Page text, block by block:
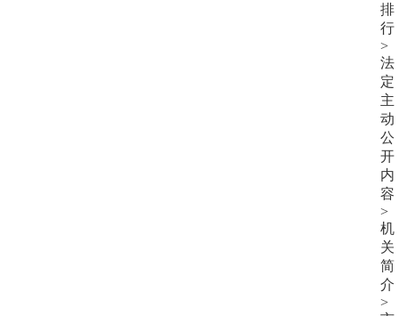
排
行
>
法
定
主
动
公
开
内
容
>
机
关
简
介
>